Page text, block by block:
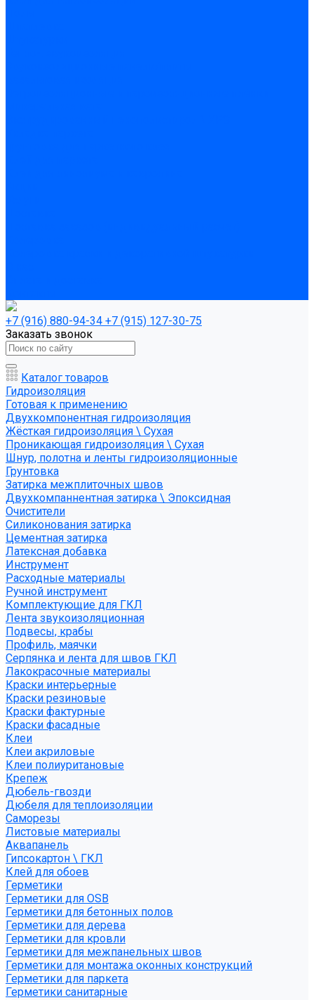
+7 (916) 880-94-34 +7 (915) 127-30-75
Заказать звонок
Каталог товаров
Гидроизоляция
Готовая к применению
Двухкомпонентная гидроизоляция
Жёсткая гидроизоляция \ Сухая
Проникающая гидроизоляция \ Сухая
Шнур, полотна и ленты гидроизоляционные
Грунтовка
Затирка межплиточных швов
Двухкомпаннентная затирка \ Эпоксидная
Очистители
Силиконования затирка
Цементная затирка
Латексная добавка
Инструмент
Расходные материалы
Ручной инструмент
Комплектующие для ГКЛ
Лента звукоизоляционная
Подвесы, крабы
Профиль, маячки
Серпянка и лента для швов ГКЛ
Лакокрасочные материалы
Краски интерьерные
Краски резиновые
Краски фактурные
Краски фасадные
Клеи
Клеи акриловые
Клеи полиуритановые
Крепеж
Дюбель-гвозди
Дюбеля для теплоизоляции
Саморезы
Листовые материалы
Аквапанель
Гипсокартон \ ГКЛ
Клей для обоев
Герметики
Герметики для OSB
Герметики для бетонных полов
Герметики для дерева
Герметики для кровли
Герметики для межпанельных швов
Герметики для монтажа оконных конструкций
Герметики для паркета
Герметики санитарные